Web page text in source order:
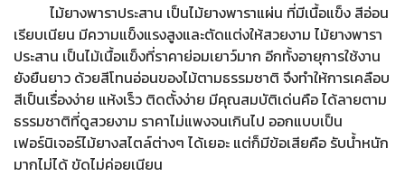
ไม้ยางพาราประสาน เป็นไม้ยางพาราแผ่น ที่มีเนื้อแข็ง สีอ่อน
เรียบเนียน มีความแข็งแรงสูงและตัดแต่งให้สวยงาม ไม้ยางพารา
ประสาน เป็นไม้เนื้อแข็งที่ราคาย่อมเยาว์มาก อีกทั้งอายุการใช้งาน
ยังยืนยาว ด้วยสีโทนอ่อนของไม้ตามธรรมชาติ จึงทำให้การเคลือบ
สีเป็นเรื่องง่าย แห้งเร็ว ติดตั้งง่าย มีคุณสมบัติเด่นคือ ได้ลายตาม
ธรรมชาติที่ดูสวยงาม ราคาไม่แพงจนเกินไป ออกแบบเป็น
เฟอร์นิเจอร์ไม้ยางสไตล์ต่างๆ ได้เยอะ แต่ก็มีข้อเสียคือ รับน้ำหนัก
มากไม่ได้ ขัดไม่ค่อยเนียน